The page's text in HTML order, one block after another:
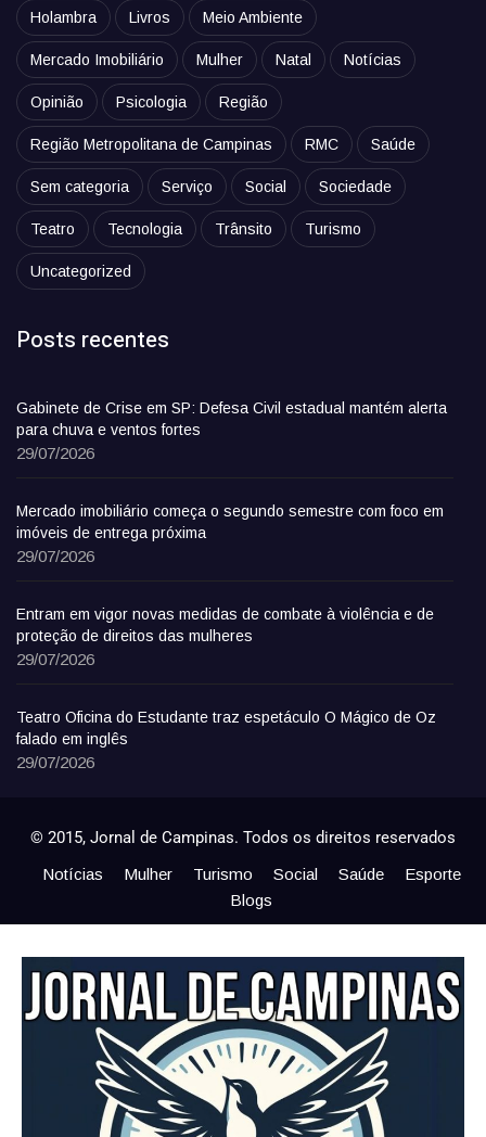
Holambra Livros Meio Ambiente
Mercado Imobiliário Mulher Natal Notícias
Opinião Psicologia Região
Região Metropolitana de Campinas RMC Saúde
Sem categoria Serviço Social Sociedade
Teatro Tecnologia Trânsito Turismo
Uncategorized
Posts recentes
Gabinete de Crise em SP: Defesa Civil estadual mantém alerta
para chuva e ventos fortes
29/07/2026
Mercado imobiliário começa o segundo semestre com foco em
imóveis de entrega próxima
29/07/2026
Entram em vigor novas medidas de combate à violência e de
proteção de direitos das mulheres
29/07/2026
Teatro Oficina do Estudante traz espetáculo O Mágico de Oz
falado em inglês
29/07/2026
© 2015, Jornal de Campinas. Todos os direitos reservados
Notícias Mulher Turismo Social Saúde
Esporte
Blogs